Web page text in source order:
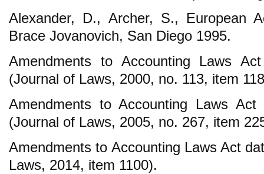
Alexander, D., Archer, S., European
Brace Jovanovich, San Diego 1995.
Amendments to Accounting Laws
(Journal of Laws, 2000, no. 113, item
Amendments to Accounting Laws
(Journal of Laws, 2005, no. 267, item
Amendments to Accounting Laws Act
Laws, 2014, item 1100).